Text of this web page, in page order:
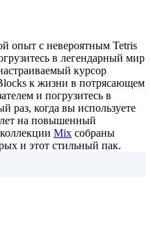
опыт с невероятным Tetris
в легендарный мир
курсор
к жизни в потрясающем
и погрузитесь в
раз, когда вы используете
на повышенный
Mix собраны
и этот стильный пак.